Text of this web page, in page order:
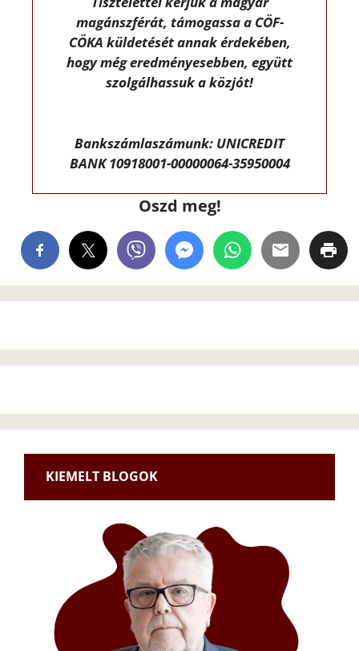
magánszférát, támogassa a CÖF-
CÖKA küldetését annak érdekében,
hogy még eredményesebben, együtt
szolgálhassuk a közjót!
Bankszámlaszámunk: UNICREDIT
BANK 10918001-00000064-35950004
Oszd meg!
KIEMELT BLOGOK